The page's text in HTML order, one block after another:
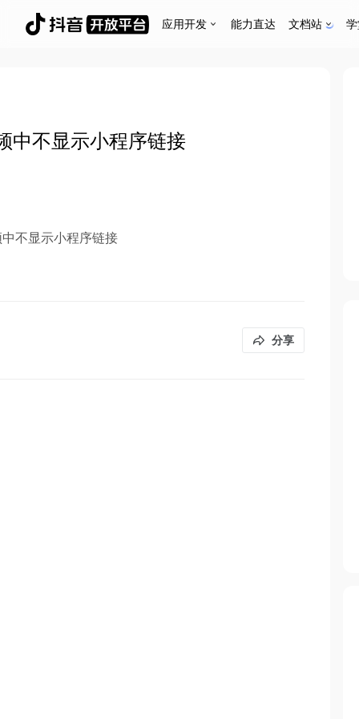
应用开发 能力直达 文档站
中不显示小程序链接
不显示小程序链接
分享